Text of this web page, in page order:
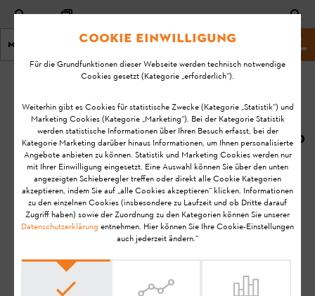
Menu STIHL Webseite
KA-01023
Wie entsorge ich
den iMOW®?
Geändert
am:
08.07.2020
FAQ
Störungen beheben
Hinweis:Bevor Sie Ihr STIHL Produkt einsatzbereit machen, in
Betrieb nehmen, reinigen, transportieren, aufbewahren,
warten, reparieren, Störungen beheben oder entsorgen, lesen
Sie bitte die
sorgfältig durch. Die
Gebrauchsanleitung enthält Sicherheitshinweise und
Cookie Einwilligung
Für die Grundfunktionen dieser Webseite werden technisch notwendige
Cookies gesetzt (Kategorie „erforderlich“).
Weiterhin gibt es Cookies für statistische Zwecke (Kategorie „Statistik“) und
Marketing Cookies (Kategorie „Marketing“). Bei der Kategorie Statistik
werden statistische Informationen über Ihren Besuch erfasst, bei der
Kategorie Marketing darüber hinaus Informationen, um Ihnen personalisierte
Angebote anbieten zu können. Statistik und Marketing Cookies werden nur
mit Ihrer Einwilligung eingesetzt. Eine Auswahl können Sie über den unten
angezeigten Schieberegler treffen oder direkt alle Cookie Kategorien
akzeptieren, indem Sie auf „alle Cookies akzeptieren“ klicken. Informationen
zu den einzelnen Cookies (insbesondere zu Laufzeit und ob Dritte darauf
Zugriff haben) sowie der Zuordnung zu den Kategorien können Sie unserer
Datenschutzerklärung entnehmen. Hier können Sie Ihre Cookie-Einstellungen
auch jederzeit ändern.“